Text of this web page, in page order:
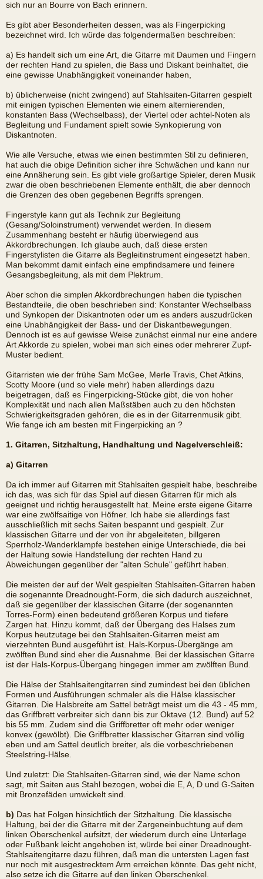
sich nur an Bourre von Bach erinnern.
Es gibt aber Besonderheiten dessen, was als Fingerpicking
bezeichnet wird. Ich würde das folgendermaßen beschreiben:
a) Es handelt sich um eine Art, die Gitarre mit Daumen und Fingern
der rechten Hand zu spielen, die Bass und Diskant beinhaltet, die
eine gewisse Unabhängigkeit voneinander haben,
b) üblicherweise (nicht zwingend) auf Stahlsaiten-Gitarren gespielt
mit einigen typischen Elementen wie einem alternierenden,
konstanten Bass (Wechselbass), der Viertel oder achtel-Noten als
Begleitung und Fundament spielt sowie Synkopierung von
Diskantnoten.
Wie alle Versuche, etwas wie einen bestimmten Stil zu definieren,
hat auch die obige Definition sicher ihre Schwächen und kann nur
eine Annäherung sein. Es gibt viele großartige Spieler, deren Musik
zwar die oben beschriebenen Elemente enthält, die aber dennoch
die Grenzen des oben gegebenen Begriffs sprengen.
Fingerstyle kann gut als Technik zur Begleitung
(Gesang/Soloinstrument) verwendet werden. In diesem
Zusammenhang besteht er häufig überwiegend aus
Akkordbrechungen. Ich glaube auch, daß diese ersten
Fingerstylisten die Gitarre als Begleitinstrument eingesetzt haben.
Man bekommt damit einfach eine empfindsamere und feinere
Gesangsbegleitung, als mit dem Plektrum.
Aber schon die simplen Akkordbrechungen haben die typischen
Bestandteile, die oben beschrieben sind: Konstanter Wechselbass
und Synkopen der Diskantnoten oder um es anders auszudrücken
eine Unabhängigkeit der Bass- und der Diskantbewegungen.
Dennoch ist es auf gewisse Weise zunächst einmal nur eine andere
Art Akkorde zu spielen, wobei man sich eines oder mehrerer Zupf-
Muster bedient.
Gitarristen wie der frühe Sam McGee, Merle Travis, Chet Atkins,
Scotty Moore (und so viele mehr) haben allerdings dazu
beigetragen, daß es Fingerpicking-Stücke gibt, die von hoher
Komplexität und nach allen Maßstäben auch zu den höchsten
Schwierigkeitsgraden gehören, die es in der Gitarrenmusik gibt.
Wie fange ich am besten mit Fingerpicking an ?
1. Gitarren, Sitzhaltung, Handhaltung und Nagelverschleiß:
a) Gitarren
Da ich immer auf Gitarren mit Stahlsaiten gespielt habe, beschreibe
ich das, was sich für das Spiel auf diesen Gitarren für mich als
geeignet und richtig herausgestellt hat. Meine erste eigene Gitarre
war eine zwölfsaitige von Höfner. Ich habe sie allerdings fast
ausschließlich mit sechs Saiten bespannt und gespielt. Zur
klassischen Gitarre und der von ihr abgeleiteten, billgeren
Sperrholz-Wanderklampfe bestehen einige Unterschiede, die bei
der Haltung sowie Handstellung der rechten Hand zu
Abweichungen gegenüber der "alten Schule" geführt haben.
Die meisten der auf der Welt gespielten Stahlsaiten-Gitarren haben
die sogenannte Dreadnought-Form, die sich dadurch auszeichnet,
daß sie gegenüber der klassischen Gitarre (der sogenannten
Torres-Form) einen bedeutend größeren Korpus und tiefere
Zargen hat. Hinzu kommt, daß der Übergang des Halses zum
Korpus heutzutage bei den Stahlsaiten-Gitarren meist am
vierzehnten Bund ausgeführt ist. Hals-Korpus-Übergänge am
zwölften Bund sind eher die Ausnahme. Bei der klassischen Gitarre
ist der Hals-Korpus-Übergang hingegen immer am zwölften Bund.
Die Hälse der Stahlsaitengitarren sind zumindest bei den üblichen
Formen und Ausführungen schmaler als die Hälse klassischer
Gitarren. Die Halsbreite am Sattel beträgt meist um die 43 - 45 mm,
das Griffbrett verbreiter sich dann bis zur Oktave (12. Bund) auf 52
bis 55 mm. Zudem sind die Griffbretter oft mehr oder weniger
konvex (gewölbt). Die Griffbretter klassischer Gitarren sind völlig
eben und am Sattel deutlich breiter, als die vorbeschriebenen
Steelstring-Hälse.
Und zuletzt: Die Stahlsaiten-Gitarren sind, wie der Name schon
sagt, mit Saiten aus Stahl bezogen, wobei die E, A, D und G-Saiten
mit Bronzefäden umwickelt sind.
b) Das hat Folgen hinsichtlich der Sitzhaltung. Die klassische
Haltung, bei der die Gitarre mit der Zargeneinbuchtung auf dem
linken Oberschenkel aufsitzt, der wiederum durch eine Unterlage
oder Fußbank leicht angehoben ist, würde bei einer Dreadnought-
Stahlsaitengitarre dazu führen, daß man die untersten Lagen fast
nur noch mit ausgestrecktem Arm erreichen könnte. Das geht nicht,
also setze ich die Gitarre auf den linken Oberschenkel.